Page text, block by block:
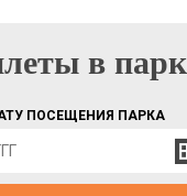
БИЛЕТЫ В ПАРКв парк
ПОСЕЩЕНИЯ ПАРКА